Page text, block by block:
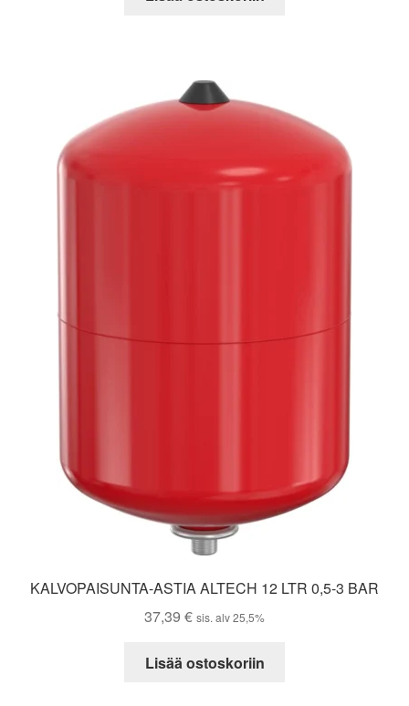
KALVOPAISUNTA-ASTIA ALTECH 12 LTR 0,5-3 BAR
37,39 € sis. alv 25,5%
Lisää ostoskoriin